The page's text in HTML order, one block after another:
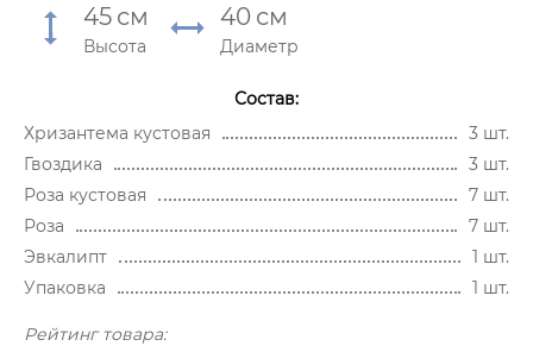
45 см
Высота
40 см
Диаметр
Состав:
Хризантема кустовая
3 шт.
Гвоздика
3 шт.
Роза кустовая
7 шт.
Роза
7 шт.
Эвкалипт
1 шт.
Упаковка
1 шт.
Рейтинг товара: